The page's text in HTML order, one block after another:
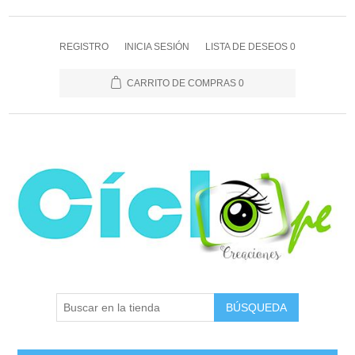
REGISTRO INICIA SESIÓN LISTA DE DESEOS 0
CARRITO DE COMPRAS 0
BÚSQUEDA